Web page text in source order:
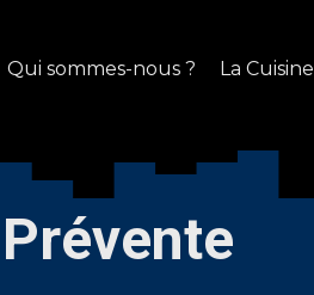
Qui sommes-nous ? La Cuisine
Prévente